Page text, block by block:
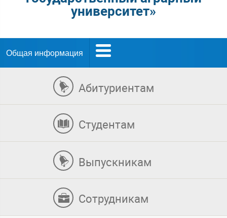
университет»
Общая информация
Абитуриентам
Студентам
Выпускникам
Сотрудникам